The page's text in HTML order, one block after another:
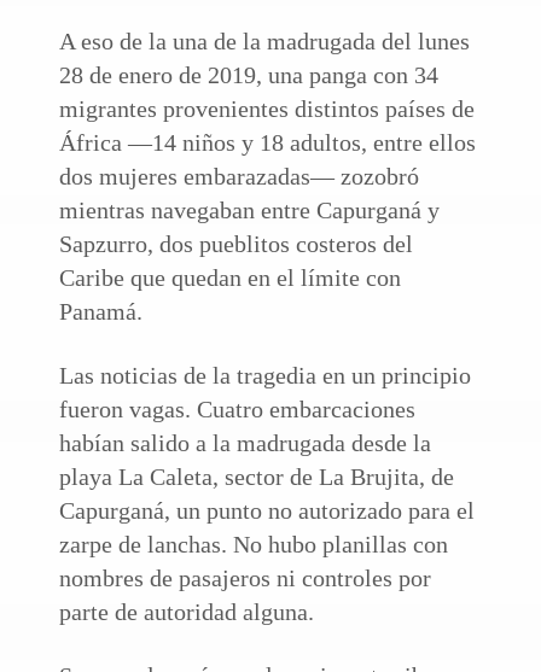
A eso de la una de la madrugada del lunes
28 de enero de 2019, una panga con 34
migrantes provenientes distintos países de
África —14 niños y 18 adultos, entre ellos
dos mujeres embarazadas— zozobró
mientras navegaban entre Capurganá y
Sapzurro, dos pueblitos costeros del
Caribe que quedan en el límite con
Panamá.
Las noticias de la tragedia en un principio
fueron vagas. Cuatro embarcaciones
habían salido a la madrugada desde la
playa La Caleta, sector de La Brujita, de
Capurganá, un punto no autorizado para el
zarpe de lanchas. No hubo planillas con
nombres de pasajeros ni controles por
parte de autoridad alguna.